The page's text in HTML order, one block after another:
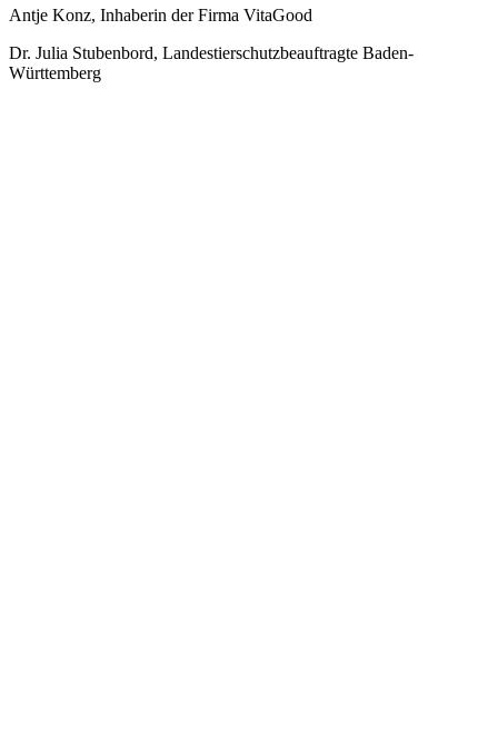
Antje Konz, Inhaberin der Firma VitaGood
Dr. Julia Stubenbord, Landestierschutzbeauftragte Baden-
Württemberg